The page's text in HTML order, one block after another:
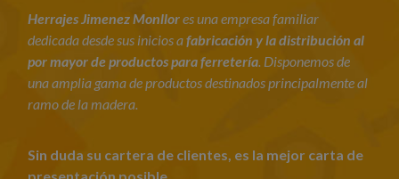
Herrajes Jimenez Monllores una empresa familiar
dedicada desde sus inicios afabricación y la distribución al
por mayor de productos para ferretería. Disponemos de
una amplia gama de productos destinados principalmente al
ramo de la madera.
Sin duda su cartera de clientes, es la mejor carta de